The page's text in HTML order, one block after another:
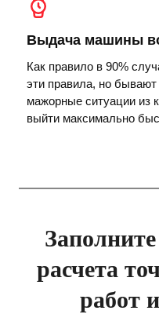
Выдача машины
Как правило в 90%
эти правила, но
мажорные ситуации из
выйти максимально
расчета
работ